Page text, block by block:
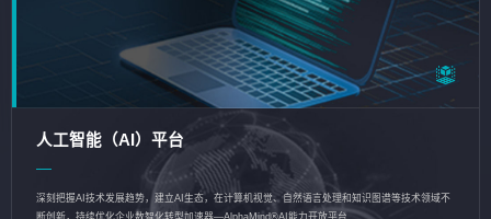
人工智能（AI）平台
深刻把握AI技术发展趋势，建立AI生态，在计算机视觉、自然语言处理和知识图谱等技术领域不
断创新，持续优化企业数智化转型加速器—AlphaMind®AI能力开放平台